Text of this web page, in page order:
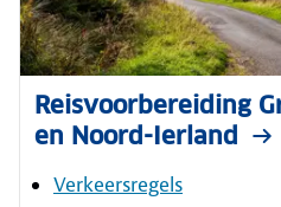
Reisvoorbereiding
en Noord-Ierland
Verkeersregels